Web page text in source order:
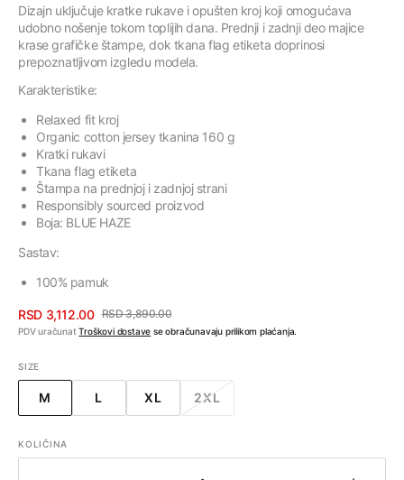
Dizajn uključuje kratke rukave iopušten kroj koji omogućava
udobno nošenjetokomtoplijihdana. Prednji i zadnjideo majice
krasegrafičke štampe,dok tkanaflagetiketa doprinosi
prepoznatljivom izgledu modela.
Karakteristike:
Relaxed fit kroj
Organic cotton jersey tkanina 160 g
Kratki rukavi
Tkanaflagetiketa
Štampa na prednjoj i zadnjoj strani
Responsibly sourced proizvod
Boja: BLUE HAZE
Sastav:
100% pamuk
Cena
popustom
RSD 3,112.00
Regularna
RSD 3,890.00
PDV uračunatTroškovi dostave se obračunavaju prilikom plaćanja.
SIZE
MVARIJANTA
ILI
NEDOSTUPNA
LVARIJANTA
NEDOSTUPNA
XLVARIJANTA
NEDOSTUPNA
2XLVARIJANTA
NEDOSTUPNA
KOLIČINA